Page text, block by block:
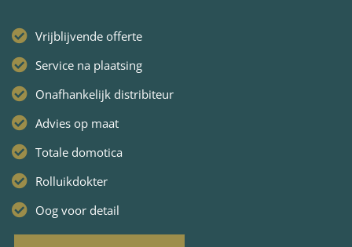
Vrijblijvende offerte
Service na plaatsing
Onafhankelijk distribiteur
Advies op maat
Totale domotica
Rolluikdokter
Oog voor detail